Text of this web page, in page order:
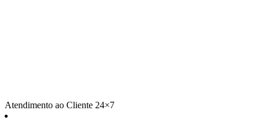
Atendimento ao Cliente 24×7